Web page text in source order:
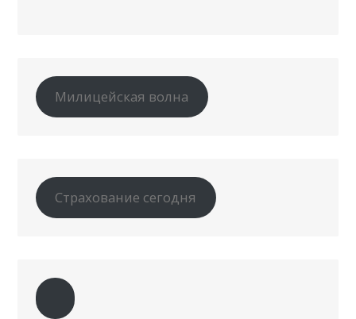
Милицейская волна
Страхование сегодня